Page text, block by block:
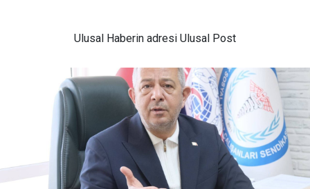
Ulusal Haberin adresi Ulusal Post